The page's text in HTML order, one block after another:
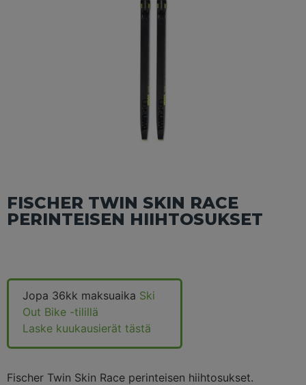
FISCHER TWIN SKIN RACE
PERINTEISEN HIIHTOSUKSET
Jopa 36kk maksuaika Ski
Out Bike -tilillä
Laske kuukausierät tästä
Fischer Twin Skin Race perinteisen hiihtosukset.